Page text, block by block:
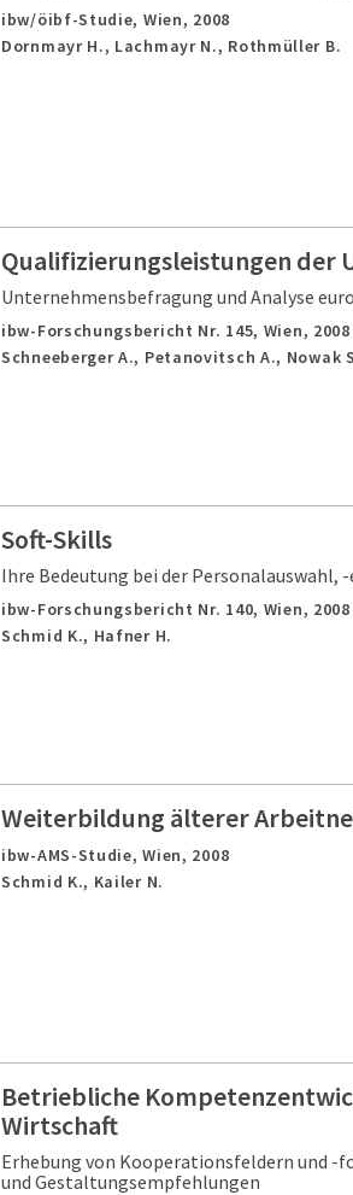
ibw/öibf-Studie, Wien, 2008
Dornmayr H., Lachmayr N., Rothmüller B.
Qualifizierungsleistungen der
Unternehmensbefragung und Analyse
ibw-Forschungsbericht Nr. 145, Wien, 2008
Schneeberger A., Petanovitsch A., Nowak
Soft-Skills
Ihre Bedeutung bei der Personalauswahl,
ibw-Forschungsbericht Nr. 140, Wien, 2008
Schmid K., Hafner H.
Weiterbildung älterer
ibw-AMS-Studie,Wien, 2008
Schmid K., Kailer N.
Betriebliche
Wirtschaft
Erhebung von Kooperationsfeldern und -
und Gestaltungsempfehlungen